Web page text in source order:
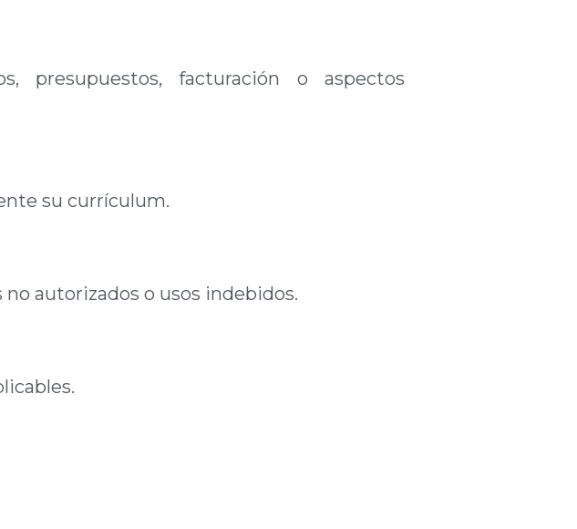
presupuestos, facturación o aspectos
su currículum.
autorizados o usos indebidos.